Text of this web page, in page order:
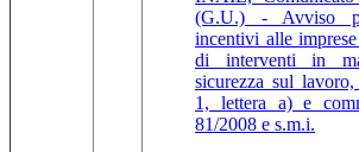
(G.U.) - Avviso
incentivi alle
di interventi in
sicurezza sul
1, lettera a) e
81/2008 e s.m.i.